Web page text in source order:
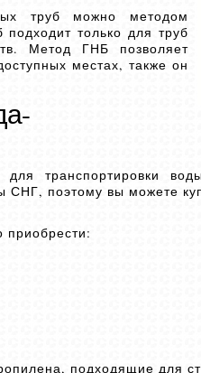
труб можно методом
подходит только для труб
Метод ГНБ позволяет
местах, также он
для транспортировки
СНГ, поэтому вы можете
подходящие для